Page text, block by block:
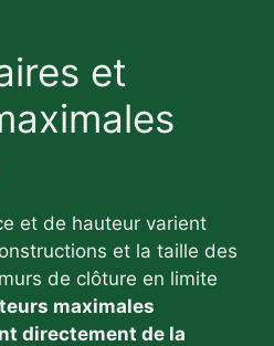
et
et de hauteur varient
et la taille des
de clôture en limite
maximales
directement de la